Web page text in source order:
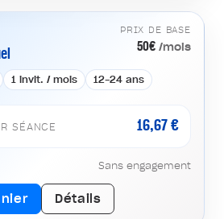
PRIX DE BASE
50€/mois
1 invit. / mois 12-24 ans
SÉANCE 16,67 €
Sans engagement
Détails